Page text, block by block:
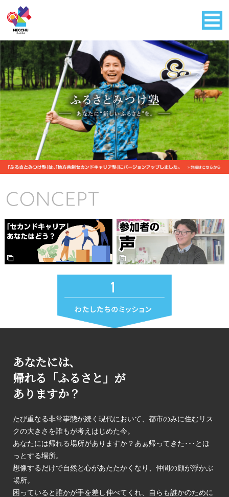
あなたには、
帰れる「ふるさと」が
ありますか？
たび重なる非常事態が続く現代において、都市のみに住むリス
クの大きさを誰もが考えはじめた今。
あなたには帰れる場所がありますか？あぁ帰ってきた･･･とほ
っとする場所。
想像するだけで自然と心があたたかくなり、仲間の顔が浮かぶ
場所。
困っていると誰かが手を差し伸べてくれ、自らも誰かのために